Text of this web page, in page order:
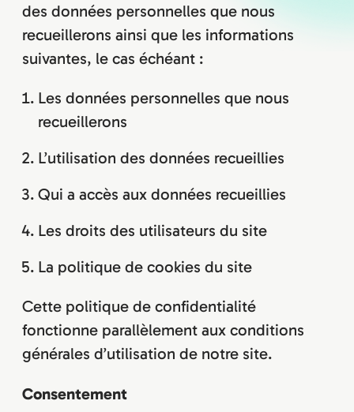
des données personnelles que nous
recueillerons ainsi que les informations
suivantes, le cas échéant :
Les données personnelles que nous
recueillerons
L’utilisation des données recueillies
Qui a accès aux données recueillies
Les droits des utilisateurs du site
La politique de cookies du site
Cette politique de confidentialité
fonctionne parallèlement aux conditions
générales d’utilisation de notre site.
Consentement